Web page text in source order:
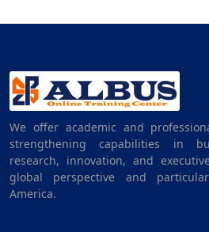
We offer academic and
strengthening capabilities in
research, innovation, and
global perspective and
America.